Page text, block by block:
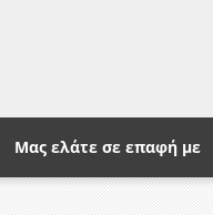
Μας ελάτε σε επαφή με